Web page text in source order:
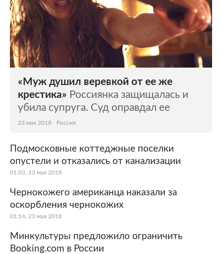
«Муж душил веревкой от ее же
крестика» Россиянка защищалась и
убила супруга. Суд оправдал ее
23 мая 2018 Россия
Подмосковные коттеджные поселки
опустели и отказались от канализации
01:03, 23 мая 2018
Чернокожего американца наказали за
оскорбления чернокожих
01:14, 23 мая 2018
Минкультуры предложило ограничить
Booking.com в России